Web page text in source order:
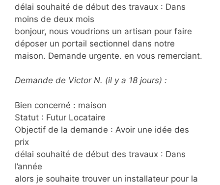
délai souhaité de début des travaux : Dans
moins de deux mois
bonjour, nous voudrions un artisan pour faire
déposer un portail sectionnel dans notre
maison. Demande urgente. en vous remerciant.
Demande de Victor N. (il y a 18 jours) :
Bien concerné : maison
Statut : Futur Locataire
Objectif de la demande : Avoir une idée des
prix
délai souhaité de début des travaux : Dans
l’année
alors je souhaite trouver un installateur pour la